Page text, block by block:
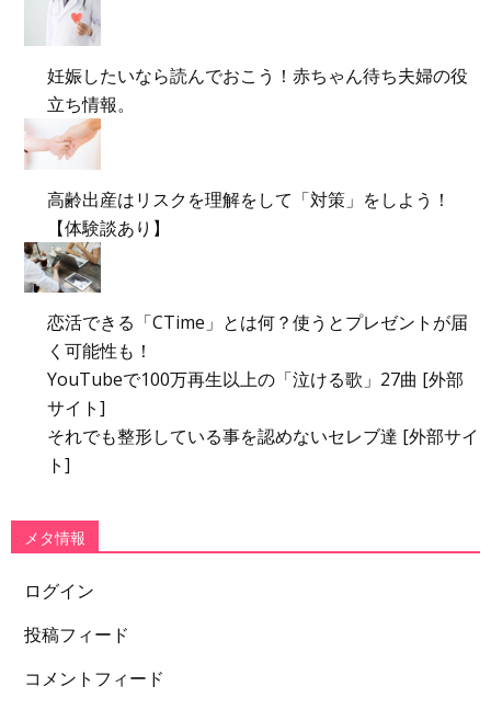
妊娠したいなら読んでおこう！赤ちゃん待ち夫婦の役
立ち情報。
高齢出産はリスクを理解をして「対策」をしよう！
【体験談あり】
恋活できる「CTime」とは何？使うとプレゼントが届
く可能性も！
YouTubeで100万再生以上の「泣ける歌」27曲 [外部
サイト]
それでも整形している事を認めないセレブ達 [外部サイ
ト]
メタ情報
ログイン
投稿フィード
コメントフィード